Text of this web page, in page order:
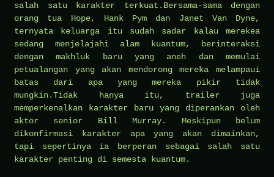
salah satu karakter terkuat.Bersama-sama dengan
orang tua Hope, Hank Pym dan Janet Van Dyne,
ternyata keluarga itu sudah sadar kalau merekea
sedang menjelajahi alam kuantum, berinteraksi
dengan makhluk baru yang aneh dan memulai
petualangan yang akan mendorong mereka melampaui
batas dari apa yang mereka pikir tidak
mungkin.Tidak hanya itu, trailer juga
memperkenalkan karakter baru yang diperankan oleh
aktor senior Bill Murray. Meskipun belum
dikonfirmasi karakter apa yang akan dimainkan,
tapi sepertinya ia berperan sebagai salah satu
karakter penting di semesta kuantum.